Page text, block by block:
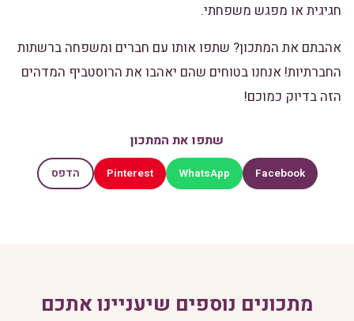
חגיגית או מפגש משפחתי.
אהבתם את המתכון? שתפו אותו עם חברים ומשפחה ברשתות
החברתיות! אנחנו בטוחים שהם יאהבו את הרוסטביף המדהים
הזה בדיוק כמוכם!
שתפו את המתכון
Facebook
WhatsApp
Pinterest הדפס
מתכונים נוספים שיעניינו אתכם